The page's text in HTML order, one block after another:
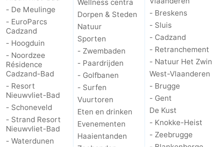
- De Meulinge
- EuroParcs
Cadzand
- Hoogduin
- Noordzee
Résidence
Cadzand-Bad
- Resort
Nieuwvliet-Bad
- Schoneveld
- Strand Resort
Nieuwvliet-Bad
- Waterdunen
Wellness centra
Dorpen & Steden
Natuur
Sporten
- Zwembaden
- Paardrijden
- Golfbanen
- Surfen
Vuurtoren
Eten en drinken
Evenementen
Haaientanden
- Breskens
- Sluis
- Cadzand
- Retranchement
- Natuur Het Zwin
West-Vlaanderen
- Brugge
- Gent
De Kust
- Knokke-Heist
- Zeebrugge